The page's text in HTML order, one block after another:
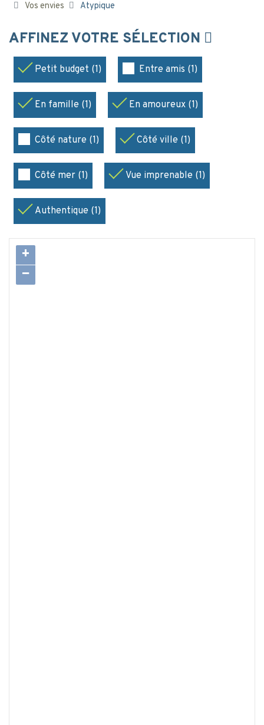
Vos envies Atypique
AFFINEZ VOTRE SÉLECTION
Petit budget (1) Entre amis (1)
En famille (1) En amoureux (1)
Côté nature (1) Côté ville (1)
Côté mer (1) Vue imprenable (1)
Authentique (1)
+
−